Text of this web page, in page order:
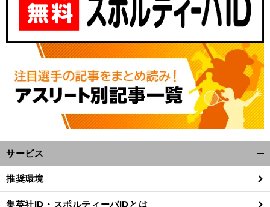
、
」
、
前
サービス
閉
推奨環境
集英社ID・スポルティーバIDとは